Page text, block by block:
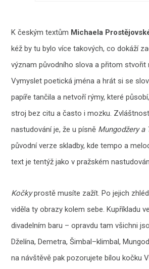
K českým textům Michaela
kéž by tu bylo více takových, co dokáží
význam původního slova a přitom stvořit
Vymyslet poetická jména a hrát si se
papíře tančila a netvoří rýmy, které
stroj bez citu a často i mozku.
nastudování je, že u písně Mungodžery a
původní verze skladby, kde tempo a
text je tentýž jako v pražském
Kočkyprostě musíte zažít. Po jejich
viděla ty obrazy kolem sebe. Kupříkladu
divadelním baru – opravdu tam všichni
Dželína, Demetra, Šimbal–klimbal,
na návštěvě pak pozorujete bílou kočku